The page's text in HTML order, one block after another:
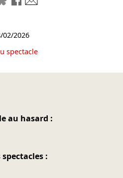
02/2026
spectacle
au hasard :
: